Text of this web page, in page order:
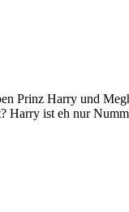
Prinz Harry und
Harry ist eh nur